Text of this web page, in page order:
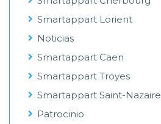
Smartappart Lorient
Noticias
Smartappart Caen
Smartappart Troyes
Smartappart Saint-Nazaire
Patrocinio